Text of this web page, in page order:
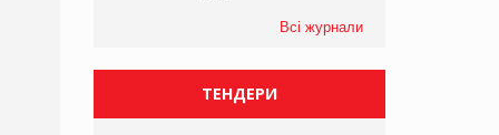
Всі журнали
ТЕНДЕРИ